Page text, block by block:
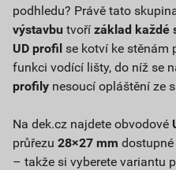
podhledu? Právě tato
výstavbu tvoří základ každé
UD profil se kotví ke stěnám
funkci vodící lišty, do níž se
profily nesoucí opláštění ze
Na dek.cz najdete obvodové
průřezu 28×27 mm
– takže si vyberete variantu